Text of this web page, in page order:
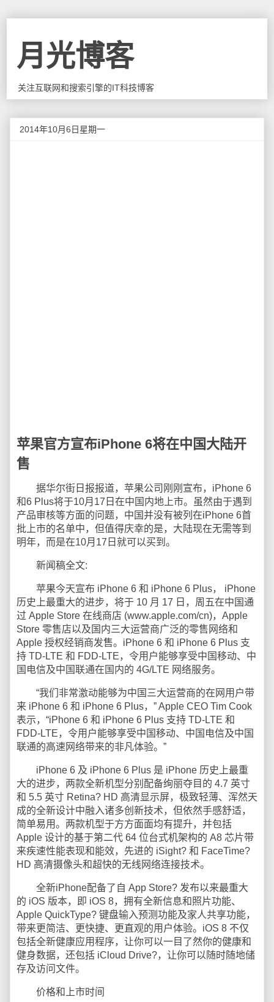
月光博客
关注互联网和搜索引擎的IT科技博客
2014年10月6日星期一
苹果官方宣布iPhone 6将在中国大陆开
售
据华尔街日报报道，苹果公司刚刚宣布，iPhone 6
和6 Plus将于10月17日在中国内地上市。虽然由于遇到
产品审核等方面的问题，中国并没有被列在iPhone 6首
批上市的名单中，但值得庆幸的是，大陆现在无需等到
明年，而是在10月17日就可以买到。
新闻稿全文:
苹果今天宣布 iPhone 6 和 iPhone 6 Plus， iPhone
历史上最重大的进步，将于 10 月 17 日，周五在中国通
过 Apple Store 在线商店 (www.apple.com/cn)，Apple
Store 零售店以及国内三大运营商广泛的零售网络和
Apple 授权经销商发售。iPhone 6 和 iPhone 6 Plus 支
持 TD-LTE 和 FDD-LTE，令用户能够享受中国移动、中
国电信及中国联通在国内的 4G/LTE 网络服务。
“我们非常激动能够为中国三大运营商的在网用户带
来 iPhone 6 和 iPhone 6 Plus，” Apple CEO Tim Cook
表示，“iPhone 6 和 iPhone 6 Plus 支持 TD-LTE 和
FDD-LTE，令用户能够享受中国移动、中国电信及中国
联通的高速网络带来的非凡体验。”
iPhone 6 及 iPhone 6 Plus 是 iPhone 历史上最重
大的进步，两款全新机型分别配备绚丽夺目的 4.7 英寸
和 5.5 英寸 Retina? HD 高清显示屏，极致轻薄、浑然天
成的全新设计中融入诸多创新技术，但依然手感舒适，
简单易用。两款机型于方方面面均有提升，并包括
Apple 设计的基于第二代 64 位台式机架构的 A8 芯片带
来疾速性能表现和能效，先进的 iSight? 和 FaceTime?
HD 高清摄像头和超快的无线网络连接技术。
全新iPhone配备了自 App Store? 发布以来最重大
的 iOS 版本，即 iOS 8，拥有全新信息和照片功能、
Apple QuickType? 键盘输入预测功能及家人共享功能，
带来更简洁、更快捷、更直观的用户体验。iOS 8 不仅
包括全新健康应用程序，让你可以一目了然你的健康和
健身数据，还包括 iCloud Drive?，让你可以随时随地储
存及访问文件。
价格和上市时间